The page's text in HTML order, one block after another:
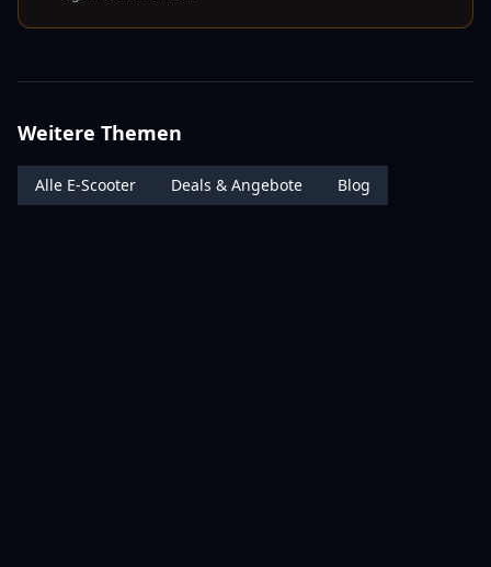
Weitere Themen
Alle E-Scooter Deals & Angebote Blog